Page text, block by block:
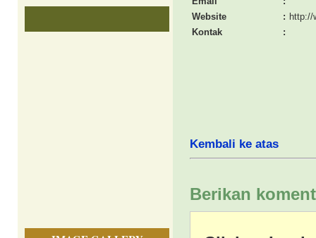
Website
: http://
Kontak
:
Kembali ke atas
Berikan